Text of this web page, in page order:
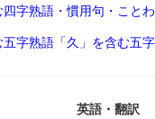
四字熟語・慣用句・こと
五字熟語 「久」を含む五
英語・翻訳